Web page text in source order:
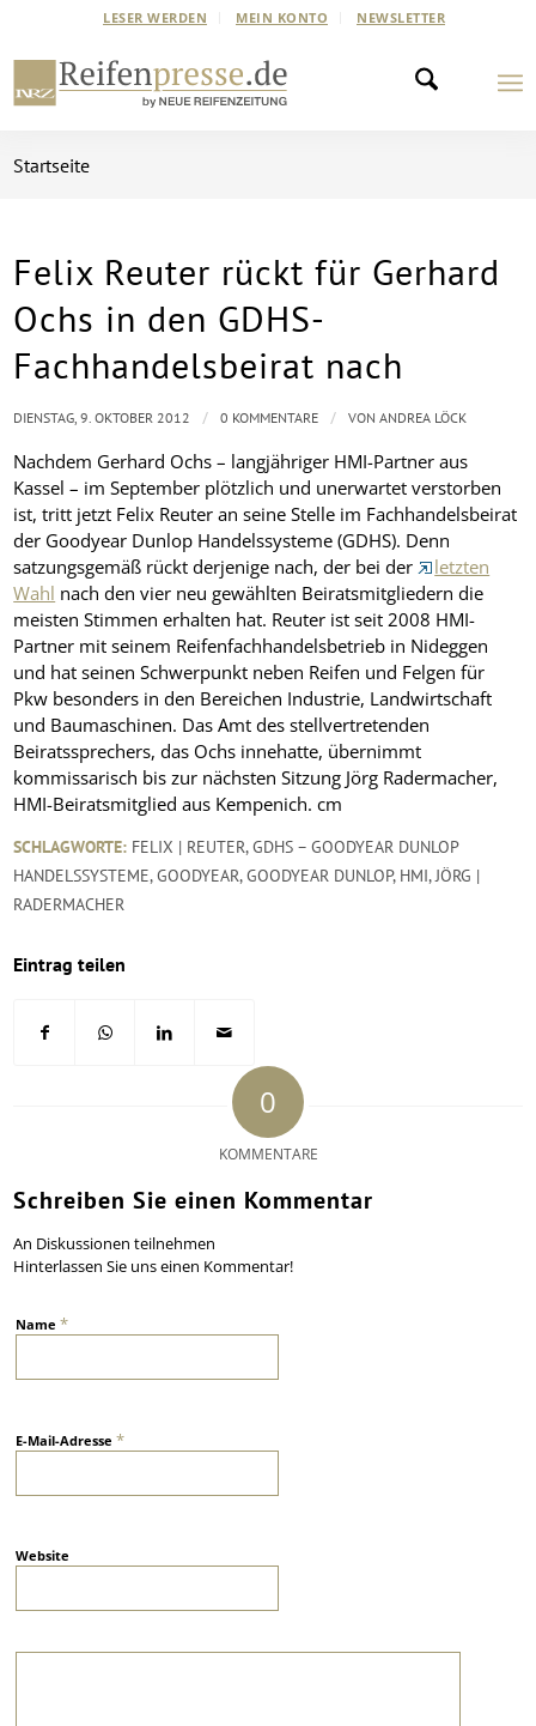
LESER WERDEN MEIN KONTO NEWSLETTER
Startseite
Felix Reuter rückt für Gerhard
Ochs in den GDHS-
Fachhandelsbeirat nach
Nachdem Gerhard Ochs – langjähriger HMI-Partner aus
Kassel – im September plötzlich und unerwartet verstorben
ist, tritt jetzt Felix Reuter an seine Stelle im Fachhandelsbeirat
der Goodyear Dunlop Handelssysteme (GDHS). Denn
satzungsgemäß rückt derjenige nach, der bei der
letzten
Wahl nach den vier neu gewählten Beiratsmitgliedern die
meisten Stimmen erhalten hat. Reuter ist seit 2008 HMI-
Partner mit seinem Reifenfachhandelsbetrieb in Nideggen
und hat seinen Schwerpunkt neben Reifen und Felgen für
Pkw besonders in den Bereichen Industrie, Landwirtschaft
und Baumaschinen. Das Amt des stellvertretenden
Beiratssprechers, das Ochs innehatte, übernimmt
kommissarisch bis zur nächsten Sitzung Jörg Radermacher,
HMI-Beiratsmitglied aus Kempenich.cm
DIENSTAG, 9. OKTOBER 2012 / 0 KOMMENTARE / VONANDREA LÖCK
SCHLAGWORTE: FELIX | REUTER,GDHS – GOODYEAR DUNLOP
HANDELSSYSTEME,GOODYEAR,GOODYEAR DUNLOP, HMI, JÖRG |
RADERMACHER
Eintrag teilen
0
KOMMENTARE
Schreiben Sie einen Kommentar
An Diskussionen teilnehmen
Hinterlassen Sie uns einen Kommentar!
Name*
E-Mail-Adresse*
Website